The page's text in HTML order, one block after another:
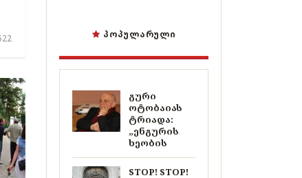
ᲞᲝᲞᲣᲚᲐᲠᲣᲚᲘ
გური
ოტობაიას
ტრიადა:
„ენგურის
ხეობის
STOP! STOP!